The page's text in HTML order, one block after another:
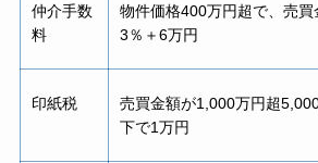
仲介手数
料
物件価格400万円超で、売買
3％＋6万円
印紙税
売買金額が1,000万円超
下で1万円